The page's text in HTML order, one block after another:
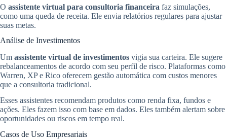
O assistente virtual para consultoria financeira faz simulações,
como uma queda de receita. Ele envia relatórios regulares para ajustar
suas metas.
Análise de Investimentos
Um assistente virtual de investimentos vigia sua carteira. Ele sugere
rebalanceamentos de acordo com seu perfil de risco. Plataformas como
Warren, XP e Rico oferecem gestão automática com custos menores
que a consultoria tradicional.
Esses assistentes recomendam produtos como renda fixa, fundos e
ações. Eles fazem isso com base em dados. Eles também alertam sobre
oportunidades ou riscos em tempo real.
Casos de Uso Empresariais